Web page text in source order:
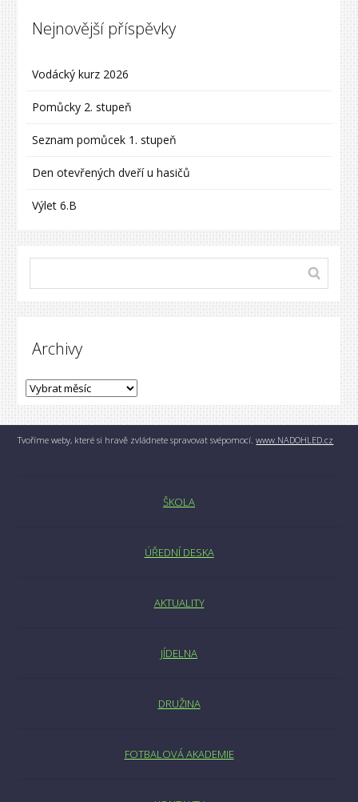
Nejnovější příspěvky
Vodácký kurz 2026
Pomůcky 2. stupeň
Seznam pomůcek 1. stupeň
Den otevřených dveří u hasičů
Výlet 6.B
Archivy
Tvoříme weby, které si hravě zvládnete spravovat svépomocí.www.NADOHLED.cz
ŠKOLA
ÚŘEDNÍ DESKA
AKTUALITY
JÍDELNA
DRUŽINA
FOTBALOVÁ AKADEMIE